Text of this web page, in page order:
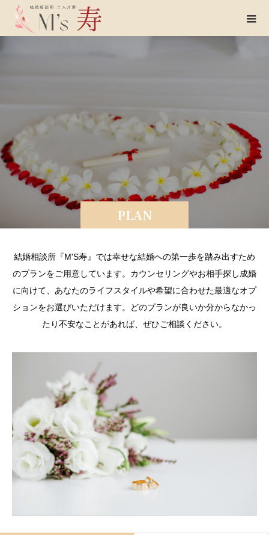
PLAN
結婚相談所『M'S寿』では幸せな結婚への第一歩を踏み出すため
のプランをご用意しています。カウンセリングやお相手探し成婚
に向けて、あなたのライフスタイルや希望に合わせた最適なオプ
ションをお選びいただけます。どのプランが良いか分からなかっ
たり不安なことがあれば、ぜひご相談ください。